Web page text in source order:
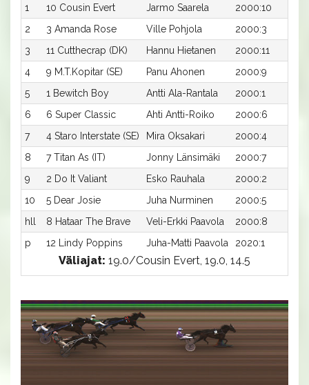
1
10 Cousin Evert Jarmo Saarela 2000:10
2
3 Amanda Rose Ville Pohjola 2000:3
3
11 Cutthecrap (DK) Hannu Hietanen 2000:11
4
9 M.T.Kopitar (SE) Panu Ahonen 2000:9
5
1 Bewitch Boy Antti Ala-Rantala 2000:1
6
6 Super Classic Ahti Antti-Roiko 2000:6
7
4 Staro Interstate (SE) Mira Oksakari 2000:4
8
7 Titan As (IT) Jonny Länsimäki 2000:7
9
2 Do It Valiant Esko Rauhala 2000:2
10
5 Dear Josie Juha Nurminen 2000:5
hll
8 Hataar The Brave Veli-Erkki Paavola 2000:8
p
12 Lindy Poppins Juha-Matti Paavola 2020:1
Väliajat: 19.0/Cousin Evert, 19.0, 14.5